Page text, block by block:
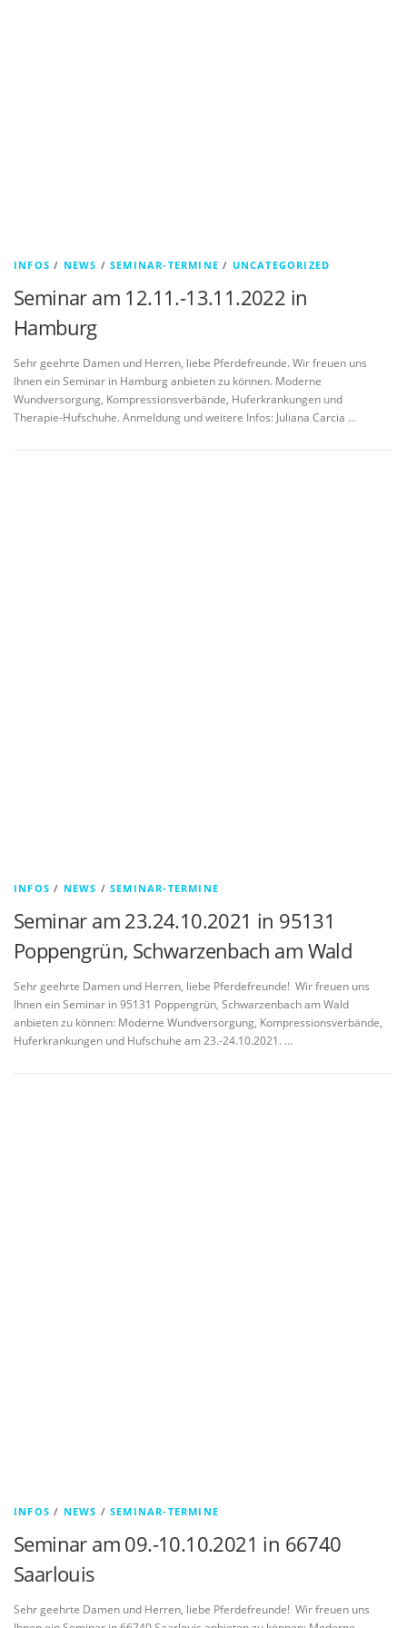
INFOS / NEWS /SEMINAR-TERMINE / UNCATEGORIZED
Seminar am 12.11.-13.11.2022 in
Hamburg
Sehr geehrte Damen und Herren, liebe Pferdefreunde. Wir freuen uns
Ihnen ein Seminar in Hamburg anbieten zu können. Moderne
Wundversorgung, Kompressionsverbände, Huferkrankungen und
Therapie-Hufschuhe. Anmeldung und weitere Infos: Juliana Carcia …
INFOS / NEWS /SEMINAR-TERMINE
Seminar am 23.24.10.2021 in 95131
Poppengrün, Schwarzenbach am Wald
Sehr geehrte Damen und Herren, liebe Pferdefreunde! Wir freuen uns
Ihnen ein Seminar in 95131 Poppengrün, Schwarzenbach am Wald
anbieten zu können: Moderne Wundversorgung, Kompressionsverbände,
Huferkrankungen und Hufschuhe am 23.-24.10.2021. …
INFOS / NEWS /SEMINAR-TERMINE
Seminar am 09.-10.10.2021 in 66740
Saarlouis
Sehr geehrte Damen und Herren, liebe Pferdefreunde! Wir freuen uns